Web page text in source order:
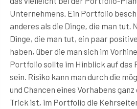
Unternehmens. Ein Portfolio
anderes als die Dinge, die man tut.
Dinge, die man tut, ein paar
haben, über die man sich im
Portfolio sollte im Hinblick auf das
sein. Risiko kann man durch die
und Chancen eines Vorhabens
Trick ist, im Portfolio die